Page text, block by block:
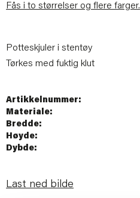
Fås i to størrelser og flere farger.
Potteskjuler i stentøy
Tørkes med fuktig klut
Artikkelnummer:
Materiale:
Bredde:
Høyde:
Dybde:
Last ned bilde